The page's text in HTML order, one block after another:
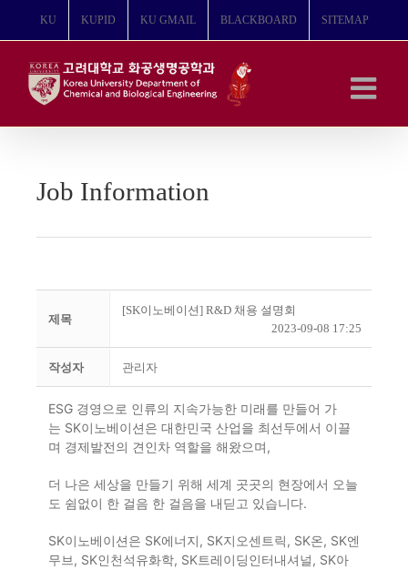
뛰
KU KUPID KU GMAIL BLACKBOARD SITEMAP
Job Information
제목
[SK이노베이션] R&D 채용 설명회
2023-09-08 17:25
작성자 관리자
ESG 경영으로 인류의 지속가능한 미래를 만들어 가
는 SK이노베이션은 대한민국 산업을 최선두에서 이끌
며 경제발전의 견인차 역할을 해왔으며,
더 나은 세상을 만들기 위해 세계 곳곳의 현장에서 오늘
도 쉼없이 한 걸음 한 걸음을 내딛고 있습니다.
SK이노베이션은 SK에너지, SK지오센트릭, SK온, SK엔
무브, SK인천석유화학, SK트레이딩인터내셔널, SK아